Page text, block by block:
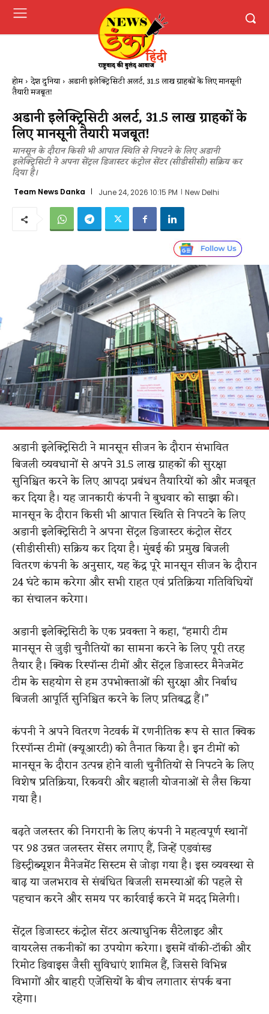
होम देश दुनिया अडानी इलेक्ट्रिसिटी अलर्ट, 31.5 लाख ग्राहकों के लिए मानसूनी
तैयारी मजबूत!
अडानी इलेक्ट्रिसिटी अलर्ट, 31.5 लाख ग्राहकों के
लिए मानसूनी तैयारी मजबूत!
मानसून के दौरान किसी भी आपात स्थिति से निपटने के लिए अडानी
इलेक्ट्रिसिटी ने अपना सेंट्रल डिजास्टर कंट्रोल सेंटर (सीडीसीसी) सक्रिय कर
दिया है।
Team News Danka June 24, 2026 10:15 PM New Delhi
अडानी इलेक्ट्रिसिटी ने मानसून सीजन के दौरान संभावित
बिजली व्यवधानों से अपने 31.5 लाख ग्राहकों की सुरक्षा
सुनिश्चित करने के लिए आपदा प्रबंधन तैयारियों को और मजबूत
कर दिया है। यह जानकारी कंपनी ने बुधवार को साझा की।
मानसून के दौरान किसी भी आपात स्थिति से निपटने के लिए
अडानी इलेक्ट्रिसिटी ने अपना सेंट्रल डिजास्टर कंट्रोल सेंटर
(सीडीसीसी) सक्रिय कर दिया है। मुंबई की प्रमुख बिजली
वितरण कंपनी के अनुसार, यह केंद्र पूरे मानसून सीजन के दौरान
24 घंटे काम करेगा और सभी राहत एवं प्रतिक्रिया गतिविधियों
का संचालन करेगा।
अडानी इलेक्ट्रिसिटी के एक प्रवक्ता ने कहा, “हमारी टीम
मानसून से जुड़ी चुनौतियों का सामना करने के लिए पूरी तरह
तैयार है। क्विक रिस्पॉन्स टीमों और सेंट्रल डिजास्टर मैनेजमेंट
टीम के सहयोग से हम उपभोक्ताओं की सुरक्षा और निर्बाध
बिजली आपूर्ति सुनिश्चित करने के लिए प्रतिबद्ध हैं।”
कंपनी ने अपने वितरण नेटवर्क में रणनीतिक रूप से सात क्विक
रिस्पॉन्स टीमों (क्यूआरटी) को तैनात किया है। इन टीमों को
मानसून के दौरान उत्पन्न होने वाली चुनौतियों से निपटने के लिए
विशेष प्रतिक्रिया, रिकवरी और बहाली योजनाओं से लैस किया
गया है।
बढ़ते जलस्तर की निगरानी के लिए कंपनी ने महत्वपूर्ण स्थानों
पर 98 उन्नत जलस्तर सेंसर लगाए हैं, जिन्हें एडवांस्ड
डिस्ट्रीब्यूशन मैनेजमेंट सिस्टम से जोड़ा गया है। इस व्यवस्था से
बाढ़ या जलभराव से संबंधित बिजली समस्याओं की पहले से
पहचान करने और समय पर कार्रवाई करने में मदद मिलेगी।
सेंट्रल डिजास्टर कंट्रोल सेंटर अत्याधुनिक सैटेलाइट और
वायरलेस तकनीकों का उपयोग करेगा। इसमें वॉकी-टॉकी और
रिमोट डिवाइस जैसी सुविधाएं शामिल हैं, जिससे विभिन्न
विभागों और बाहरी एजेंसियों के बीच लगातार संपर्क बना
रहेगा।